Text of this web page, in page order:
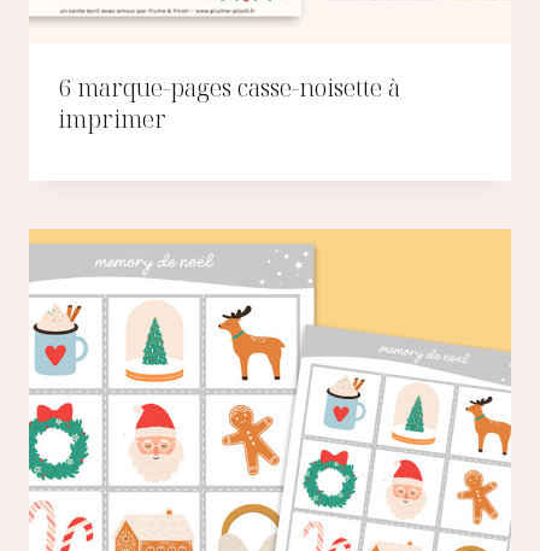
6 marque-pages casse-noisette à
imprimer